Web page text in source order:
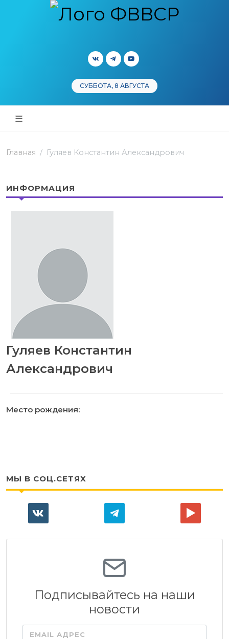
СУББОТА, 8 АВГУСТА
Главная Гуляев Константин Александрович
ИНФОРМАЦИЯ
Гуляев Константин
Александрович
Место рождения:
МЫ В СОЦ.СЕТЯХ
Подписывайтесь на наши
новости
EMAIL АДРЕС